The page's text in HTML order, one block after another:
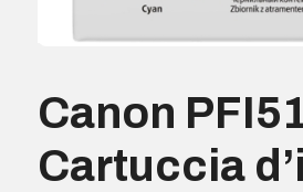
Canon
Cartuccia